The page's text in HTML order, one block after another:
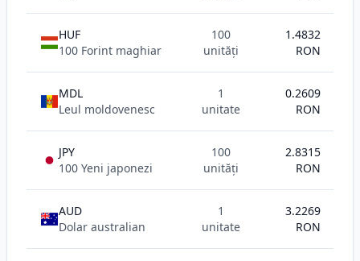
HUF
100 Forint maghiar
100
unități
1.4832
RON
MDL
Leul moldovenesc
1
unitate
0.2609
RON
JPY
100 Yeni japonezi
100
unități
2.8315
RON
AUD
Dolar australian
1
unitate
3.2269
RON